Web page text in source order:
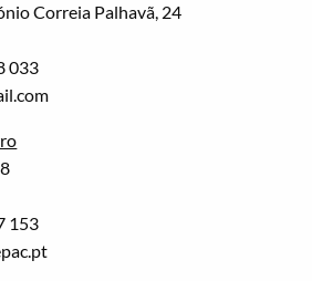
Correia Palhavã, 24
033
153